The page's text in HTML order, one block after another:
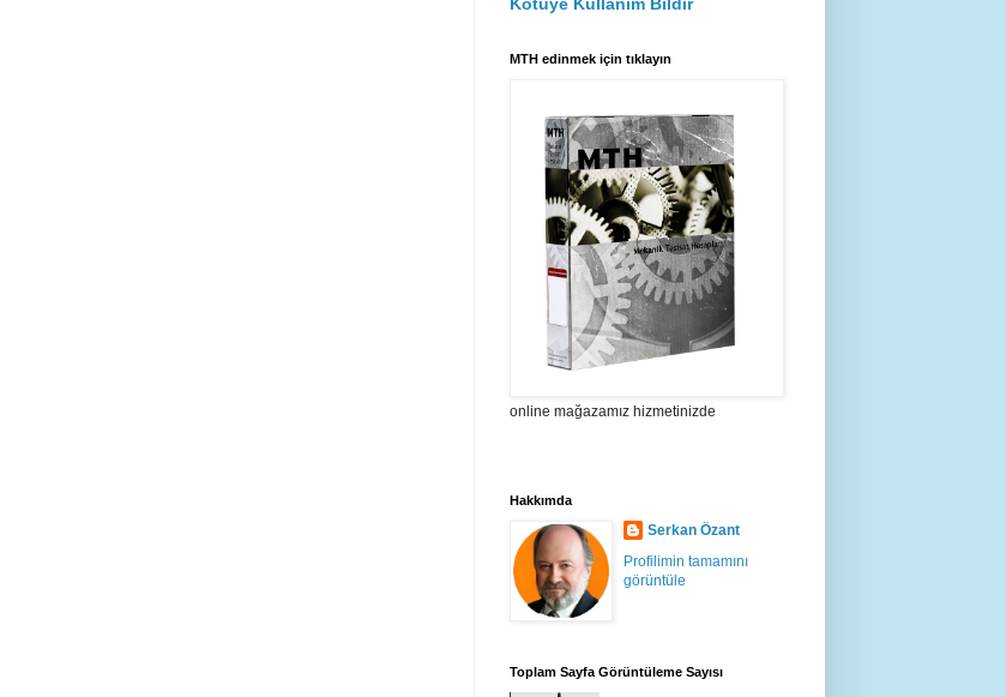
Kötüye Kullanım Bildir
MTH edinmek için tıklayın
online mağazamız hizmetinizde
Hakkımda
Serkan Özant
Profilimin tamamını
görüntüle
Toplam Sayfa Görüntüleme Sayısı